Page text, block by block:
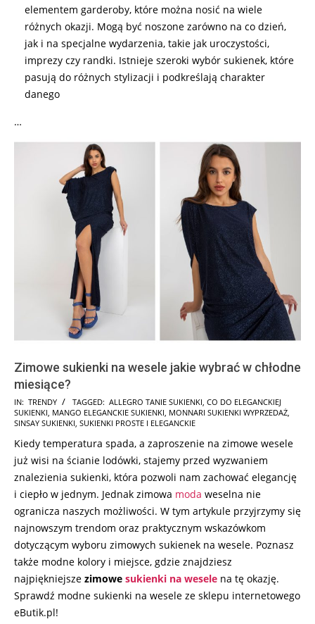
elementem garderoby, które można nosić na wiele
różnych okazji. Mogą być noszone zarówno na co dzień,
jak i na specjalne wydarzenia, takie jak uroczystości,
imprezy czy randki. Istnieje szeroki wybór sukienek, które
pasują do różnych stylizacji i podkreślają charakter
danego
…
Zimowe sukienki na wesele jakie wybrać w chłodne
miesiące?
2026-
01-
IN: TRENDY TAGGED: ALLEGRO TANIE SUKIENKI, CO DO ELEGANCKIEJ
SUKIENKI, MANGO ELEGANCKIE SUKIENKI, MONNARI SUKIENKI WYPRZEDAŻ,
SINSAY SUKIENKI, SUKIENKI PROSTE I ELEGANCKIE
Kiedy temperatura spada, a zaproszenie na zimowe wesele
już wisi na ścianie lodówki, stajemy przed wyzwaniem
znalezienia sukienki, która pozwoli nam zachować elegancję
i ciepło w jednym. Jednak zimowa moda weselna nie
ogranicza naszych możliwości. W tym artykule przyjrzymy się
najnowszym trendom oraz praktycznym wskazówkom
dotyczącym wyboru zimowych sukienek na wesele. Poznasz
także modne kolory i miejsce, gdzie znajdziesz
najpiękniejsze zimowe sukienki na wesele na tę okazję.
Sprawdź modne sukienki na wesele ze sklepu internetowego
eButik.pl!